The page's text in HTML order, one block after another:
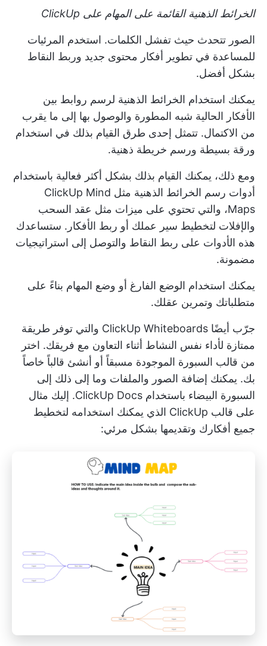
الخرائط الذهنية القائمة على المهام على ClickUp
الصور تتحدث حيث تفشل الكلمات. استخدم المرئيات
للمساعدة في تطوير أفكار محتوى جديد وربط النقاط
بشكل أفضل.
يمكنك استخدام الخرائط الذهنية لرسم روابط بين
الأفكار الحالية شبه المطورة والوصول بها إلى ما يقرب
من الاكتمال. تتمثل إحدى طرق القيام بذلك في استخدام
ورقة بسيطة ورسم خريطة ذهنية.
ومع ذلك، يمكنك القيام بذلك بشكل أكثر فعالية باستخدام
أدوات رسم الخرائط الذهنية
مثل ClickUp Mind
Maps، والتي تحتوي على ميزات مثل عقد السحب
والإفلات لتخطيط سير عملك أو ربط الأفكار. ستساعدك
هذه الأدوات على ربط النقاط والتوصل إلى استراتيجيات
مضمونة.
يمكنك استخدام الوضع الفارغ أو وضع المهام بناءً على
متطلباتك وتمرين عقلك.
جرّب أيضًا ClickUp Whiteboards والتي توفر طريقة
ممتازة لأداء نفس النشاط أثناء التعاون مع فريقك. اختر
من قالب السبورة الموجودة مسبقاً أو أنشئ قالباً خاصاً
بك. يمكنك إضافة الصور والملفات وما إلى ذلك إلى
السبورة البيضاء باستخدام ClickUp Docs. إليك مثال
على قالب ClickUp
الذي يمكنك استخدامه لتخطيط
جميع أفكارك وتقديمها بشكل مرئي: